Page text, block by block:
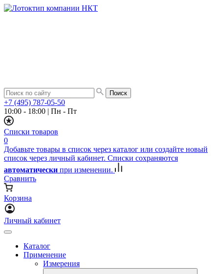
+7 (495) 787-05-50
10:00 - 18:00 | Пн - Пт
Списки товаров
0
Добавьте товары в список через каталог или создайте новый
список через личный кабинет. Списки сохраняются
автоматически при изменении.
Сравнить
Корзина
Личный кабинет
Каталог
Применение
Измерения